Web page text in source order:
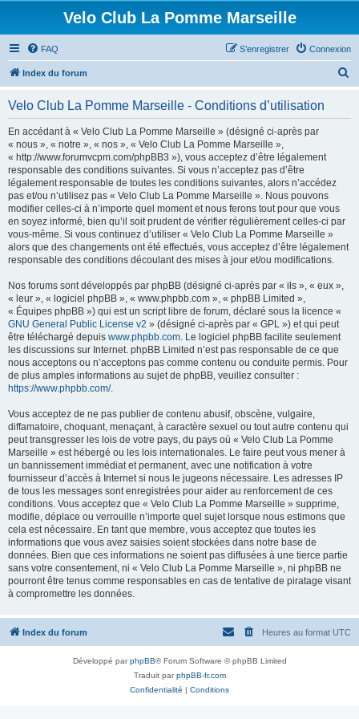
Velo Club La Pomme Marseille
FAQ Connexion
S’enregistrer
Index du forum
Velo Club La Pomme Marseille - Conditions d’utilisation
En accédant à « Velo Club La Pomme Marseille » (désigné ci-après par
« nous », « notre », « nos », « Velo Club La Pomme Marseille »,
« http://www.forumvcpm.com/phpBB3 »), vous acceptez d’être légalement
responsable des conditions suivantes. Si vous n’acceptez pas d’être
légalement responsable de toutes les conditions suivantes, alors n’accédez
pas et/ou n’utilisez pas « Velo Club La Pomme Marseille ». Nous pouvons
modifier celles-ci à n’importe quel moment et nous ferons tout pour que vous
en soyez informé, bien qu’il soit prudent de vérifier régulièrement celles-ci par
vous-même. Si vous continuez d’utiliser « Velo Club La Pomme Marseille »
alors que des changements ont été effectués, vous acceptez d’être légalement
responsable des conditions découlant des mises à jour et/ou modifications.
Nos forums sont développés par phpBB (désigné ci-après par « ils », « eux »,
« leur », « logiciel phpBB », « www.phpbb.com », « phpBB Limited »,
« Équipes phpBB ») qui est un script libre de forum, déclaré sous la licence «
GNU General Public License v2 » (désigné ci-après par « GPL ») et qui peut
être téléchargé depuis www.phpbb.com. Le logiciel phpBB facilite seulement
les discussions sur Internet. phpBB Limited n’est pas responsable de ce que
nous acceptons ou n’acceptons pas comme contenu ou conduite permis. Pour
de plus amples informations au sujet de phpBB, veuillez consulter :
https://www.phpbb.com/.
Vous acceptez de ne pas publier de contenu abusif, obscène, vulgaire,
diffamatoire, choquant, menaçant, à caractère sexuel ou tout autre contenu qui
peut transgresser les lois de votre pays, du pays où « Velo Club La Pomme
Marseille » est hébergé ou les lois internationales. Le faire peut vous mener à
un bannissement immédiat et permanent, avec une notification à votre
fournisseur d’accès à Internet si nous le jugeons nécessaire. Les adresses IP
de tous les messages sont enregistrées pour aider au renforcement de ces
conditions. Vous acceptez que « Velo Club La Pomme Marseille » supprime,
modifie, déplace ou verrouille n’importe quel sujet lorsque nous estimons que
cela est nécessaire. En tant que membre, vous acceptez que toutes les
informations que vous avez saisies soient stockées dans notre base de
données. Bien que ces informations ne soient pas diffusées à une tierce partie
sans votre consentement, ni « Velo Club La Pomme Marseille », ni phpBB ne
pourront être tenus comme responsables en cas de tentative de piratage visant
à compromettre les données.
Index du forum Heures au format UTC
Développé parphpBB® Forum Software © phpBB Limited
Traduit parphpBB-fr.com
Confidentialité | Conditions